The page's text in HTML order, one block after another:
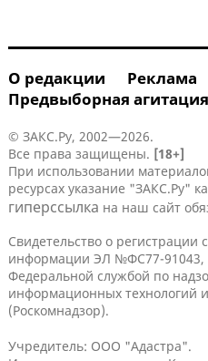
О редакции
Реклама
Предвыборная агитация
© ЗАКС.Ру, 2002—2026.
Все права защищены. [18+]
При использовании
ресурсах указание "ЗАКС.Ру"
гиперссылка на наш сайт
Свидетельство о регистрации
информации ЭЛ №ФС77-91043,
Федеральной службой по
информационных технологий
(Роскомнадзор).
Учредитель: ООО "Адастра".